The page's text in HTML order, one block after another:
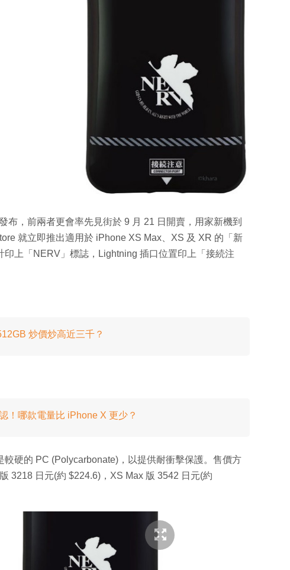
，前兩者更會率先見街於 9 月 21 日開賣，用家新機到
就立即推出適用於 iPhone XS Max、XS 及 XR 的「新
上「NERV」標誌，Lightning 插口位置印上「接続注
炒價炒高近三千？
！哪款電量比 iPhone X 更少？
硬的 PC (Polycarbonate)，以提供耐衝擊保護。售價方
3218 日元(約 $224.6)，XS Max 版 3542 日元(約